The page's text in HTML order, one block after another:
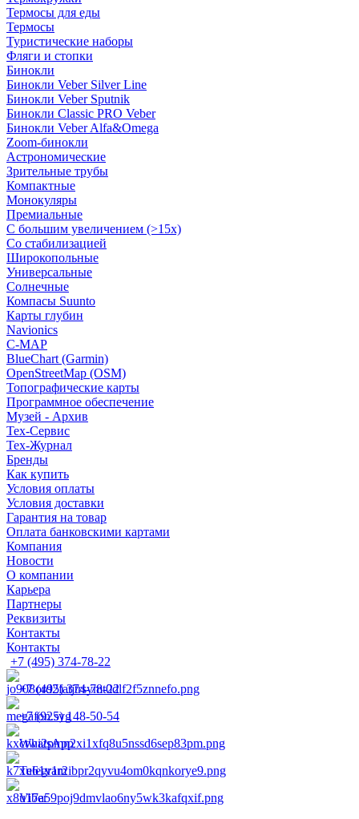
Термосы для еды
Термосы
Туристические наборы
Фляги и стопки
Бинокли
Бинокли Veber Silver Line
Бинокли Veber Sputnik
Бинокли Classic PRO Veber
Бинокли Veber Alfa&Omega
Zoom-бинокли
Астрономические
Зрительные трубы
Компактные
Монокуляры
Премиальные
С большим увеличением (>15x)
Со стабилизацией
Широкопольные
Универсальные
Солнечные
Компасы Suunto
Карты глубин
Navionics
C-MAP
BlueChart (Garmin)
OpenStreetMap (OSM)
Топографические карты
Программное обеспечение
Музей - Архив
Tex-Сервис
Тех-Журнал
Бренды
Как купить
Условия оплаты
Условия доставки
Гарантия на товар
Оплата банковскими картами
Компания
Новости
О компании
Карьера
Партнеры
Реквизиты
Контакты
Контакты
+7 (495) 374-78-22
+7 (495) 374-78-22
+7 (925) 148-50-54
WhatsApp
Telegram
Viber